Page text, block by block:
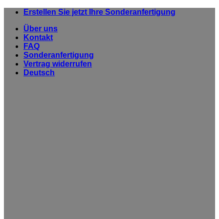
Zum
springen
Erstellen Sie jetzt Ihre Sonderanfertigung
Über uns
Kontakt
FAQ
Sonderanfertigung
Vertrag widerrufen
Deutsch